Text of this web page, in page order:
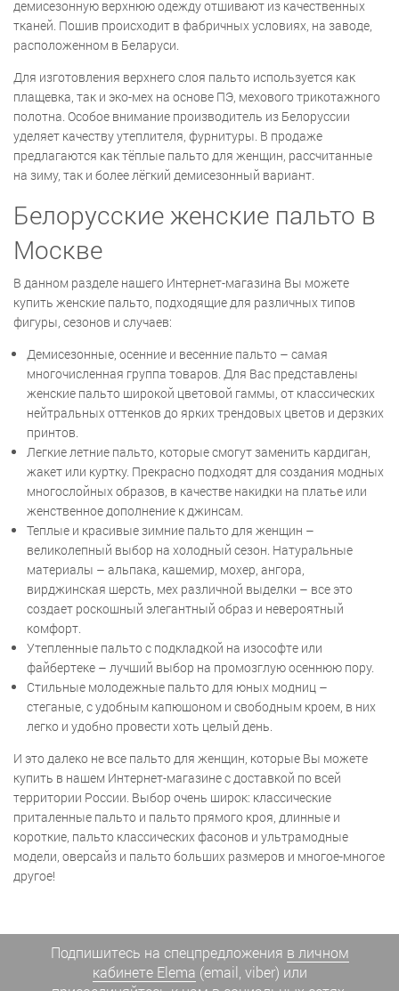
демисезонную верхнюю одежду отшивают из качественных
тканей. Пошив происходит в фабричных условиях, на заводе,
расположенном в Беларуси.
Для изготовления верхнего слоя пальто используется как
плащевка, так и эко-мех на основе ПЭ, мехового трикотажного
полотна. Особое внимание производитель из Белоруссии
уделяет качеству утеплителя, фурнитуры. В продаже
предлагаются как тёплые пальто для женщин, рассчитанные
на зиму, так и более лёгкий демисезонный вариант.
Белорусские женские пальто в
Москве
В данном разделе нашего Интернет-магазина Вы можете
купить женские пальто, подходящие для различных типов
фигуры, сезонов и случаев:
Демисезонные, осенние и весенние пальто – самая
многочисленная группа товаров. Для Вас представлены
женские пальто широкой цветовой гаммы, от классических
нейтральных оттенков до ярких трендовых цветов и дерзких
принтов.
Легкие летние пальто, которые смогут заменить кардиган,
жакет или куртку. Прекрасно подходят для создания модных
многослойных образов, в качестве накидки на платье или
женственное дополнение к джинсам.
Теплые и красивые зимние пальто для женщин –
великолепный выбор на холодный сезон. Натуральные
материалы – альпака, кашемир, мохер, ангора,
вирджинская шерсть, мех различной выделки – все это
создает роскошный элегантный образ и невероятный
комфорт.
Утепленные пальто с подкладкой на изософте или
файбертеке – лучший выбор на промозглую осеннюю пору.
Стильные молодежные пальто для юных модниц –
стеганые, с удобным капюшоном и свободным кроем, в них
легко и удобно провести хоть целый день.
И это далеко не все пальто для женщин, которые Вы можете
купить в нашем Интернет-магазине с доставкой по всей
территории России. Выбор очень широк: классические
приталенные пальто и пальто прямого кроя, длинные и
короткие, пальто классических фасонов и ультрамодные
модели, оверсайз и пальто больших размеров и многое-многое
другое!
Подпишитесь на спецпредложения в личном
кабинете Elema (email, viber) или